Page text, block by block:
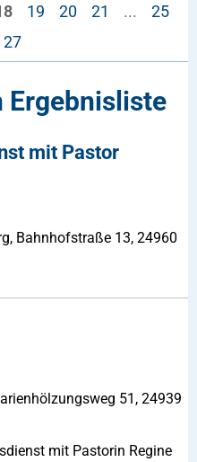
19 20 21 ...
25
27
Ergebnisliste
mit Pastor
Bahnhofstraße 13, 24960
51, 24939
mit Pastorin Regine